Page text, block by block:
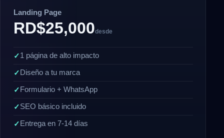
Landing Page
RD$25,000desde
1 página de alto impacto
Diseño a tu marca
Formulario + WhatsApp
SEO básico incluido
Entrega en 7-14 días